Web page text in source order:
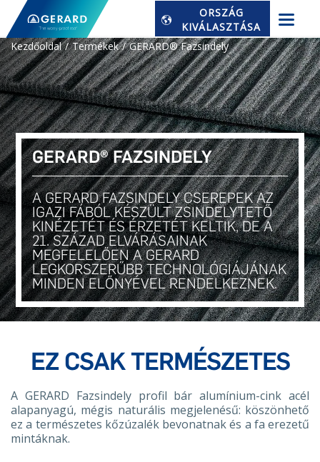
ORSZÁG
KIVÁLASZTÁSA
Kezdőoldal
Termékek GERARD® Fazsindely
GERARD® FAZSINDELY
A GERARD FAZSINDELY CSEREPEK AZ
IGAZI FÁBÓL KÉSZÜLT ZSINDELYTETŐ
KINÉZETÉT ÉS ÉRZETÉT KELTIK, DE A
21. SZÁZAD ELVÁRÁSAINAK
MEGFELELŐEN A GERARD
LEGKORSZERŰBB TECHNOLÓGIÁJÁNAK
MINDEN ELŐNYÉVEL RENDELKEZNEK.
EZ CSAK TERMÉSZETES
A GERARD Fazsindely profil bár alumínium-cink acél
alapanyagú, mégis naturális megjelenésű: köszönhető
ez a természetes kőzúzalék bevonatnak és a fa erezetű
mintáknak.